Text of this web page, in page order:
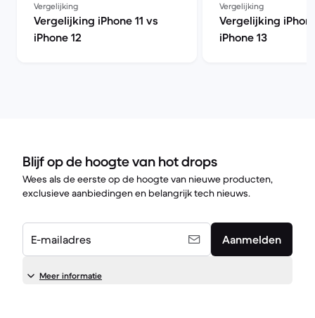
Vergelijking
Vergelijking iPhone 11 vs
iPhone 12
Vergelijking
Vergelijking
iPhone 13
Blijf op de hoogte van hot drops
Wees als de eerste op de hoogte van nieuwe producten,
exclusieve aanbiedingen en belangrijk tech nieuws.
E-mailadres Aanmelden
Meer informatie